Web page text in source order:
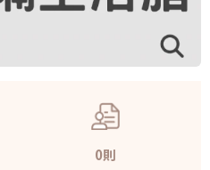
0則